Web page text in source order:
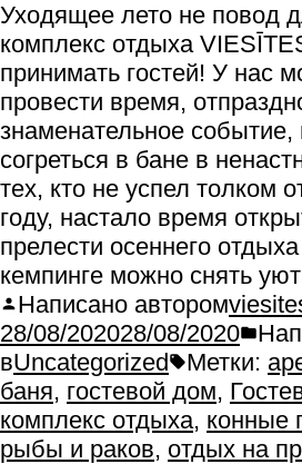
Уходящее лето не повод
комплекс отдыха
принимать гостей! У нас
провести время,
знаменательное событие,
согреться в бане в
тех, кто не успел толком
году, настало время
прелести осеннего
кемпинге можно снять
Написано автором
28/08/202028/08/2020
вUncategorized Метки:
баня, гостевой дом,
комплекс отдыха, конные
рыбы и раков, отдых на